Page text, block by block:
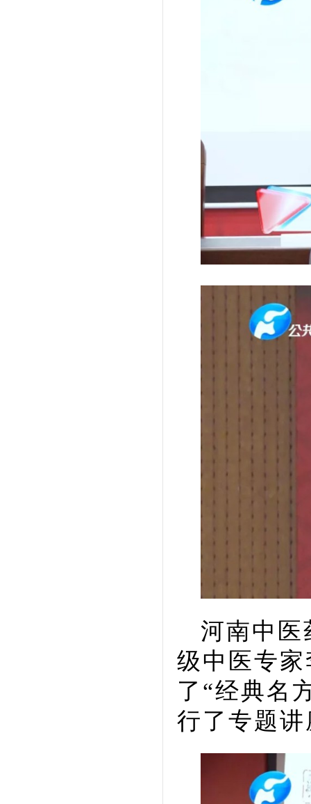
河南中医
级中医专
了“经典名
行了专题